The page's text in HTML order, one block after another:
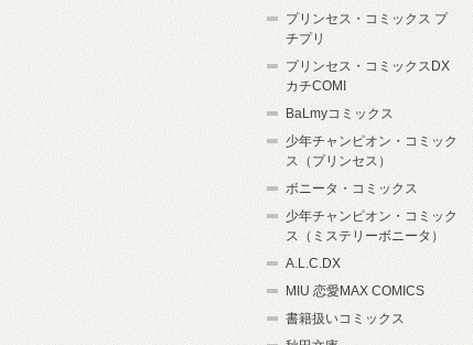
プリンセス・コミックス プ
チプリ
プリンセス・コミックスDX
カチCOMI
BaLmyコミックス
少年チャンピオン・コミック
ス（プリンセス）
ボニータ・コミックス
少年チャンピオン・コミック
ス（ミステリーボニータ）
A.L.C.DX
MIU 恋愛MAX COMICS
書籍扱いコミックス